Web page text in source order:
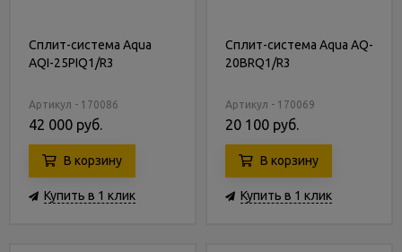
Сплит-система Aqua
AQI-25PIQ1/R3
Артикул - 170086
42 000 руб.
В корзину
Купить в 1 клик
Сплит-система Aqua AQ-
20BRQ1/R3
Артикул - 170069
20 100 руб.
В корзину
Купить в 1 клик